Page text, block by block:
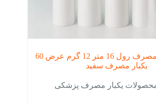
ملحفه یکبار مصرف رول 16 متر 12 گرم عرض 60
یکبار مصرف سفید
یکبار مصرف پزشکی